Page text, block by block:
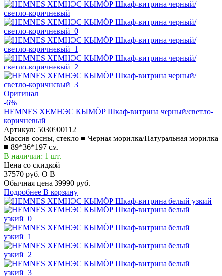
Оригинал
-6%
HEMNES ХЕМНЭС КЫМÖР Шкаф-витрина черный/светло-
коричневый
Артикул: 5030900112
Массив сосны, стекло ■ Черная морилка/Натуральная морилка
■ 89*36*197 см.
В наличии: 1 шт.
Цена со скидкой
37570 руб. O B
Обычная цена 39990 руб.
Подробнее В корзину